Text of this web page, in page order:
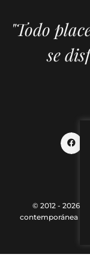
"Todo
se
© 2012 - 2026
contemporánea |